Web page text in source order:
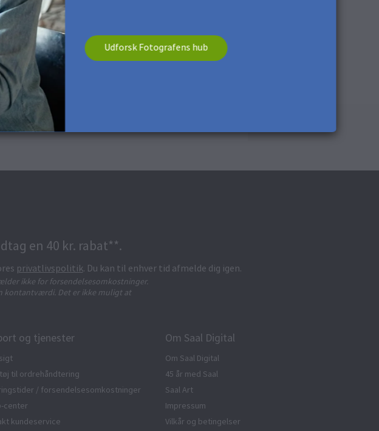
blød mikrofiberklud.
Udforsk Fotografens hub
en 40 kr. rabat**.
privatlivspolitik. Du kan til enhver tid afmelde dig igen.
ikke for forsendelsesomkostninger.
kontantværdi. Det er ikke muligt at
og tjenester
til ordrehåndtering
/ forsendelsesomkostninger
center
kundeservice
Om Saal Digital
Om Saal Digital
45 år med Saal
Saal Art
Impressum
Vilkår og betingelser